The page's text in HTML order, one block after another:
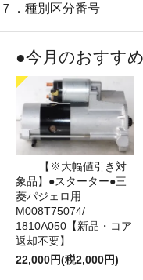
７．種別区分番号
●今月のおすす
【※大幅値引き対
象品】●スターター●三
菱パジェロ用
M008T75074/
1810A050【新品・コア
返却不要】
22,000円(税2,000円)